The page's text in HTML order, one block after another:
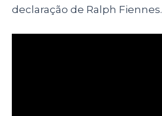
declaração de Ralph Fiennes.